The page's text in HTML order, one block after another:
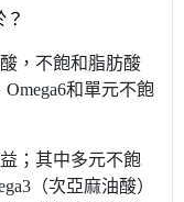
？
，不飽和脂肪酸
和單元不飽
；其中多元不飽
（次亞麻油酸）